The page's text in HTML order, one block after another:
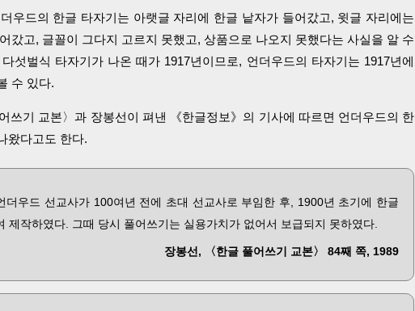
우드의 한글 타자기는 아랫글 자리에 한글 낱자가 들어갔고, 윗글 자리에는
갔고, 글꼴이 그다지 고르지 못했고, 상품으로 나오지 못했다는 사실을 알 수
섯벌식 타자기가 나온 때가 1917년이므로, 언더우드의 타자기는 1917년에
수 있다.
쓰기 교본〉과 장봉선이 펴낸 《한글정보》의 기사에 따르면 언더우드의 한
왔다고도 한다.
더우드 선교사가 100여년 전에 초대 선교사로 부임한 후, 1900년 초기에 한글
제작하였다. 그때 당시 풀어쓰기는 실용가치가 없어서 보급되지 못하였다.
장봉선, 〈한글 풀어쓰기 교본〉 84째 쪽, 1989